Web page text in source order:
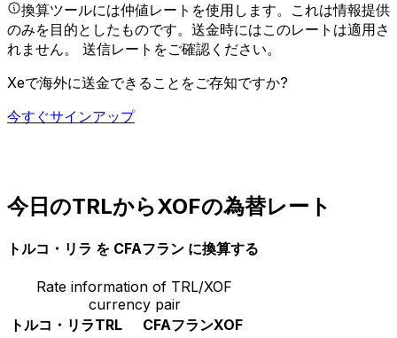
換算ツールには仲値レートを使用します。これは情報提供
のみを目的としたものです。送金時にはこのレートは適用さ
れません。 送信レートをご確認ください。
Xeで海外に送金できることをご存知ですか?
今すぐサインアップ
今日のTRLからXOFの為替レート
トルコ・リラ を CFAフラン に換算する
Rate information of TRL/XOF
currency pair
トルコ・リラTRL CFAフランXOF